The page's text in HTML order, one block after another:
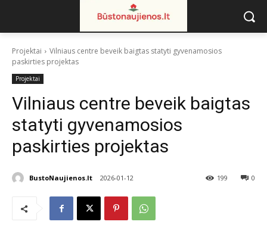
Projektai
Vilniaus centre beveik baigtas statyti gyvenamosios
paskirties projektas
Projektai
Vilniaus centre beveik baigtas
statyti gyvenamosios
paskirties projektas
BustoNaujienos.lt 2026-01-12 0
199